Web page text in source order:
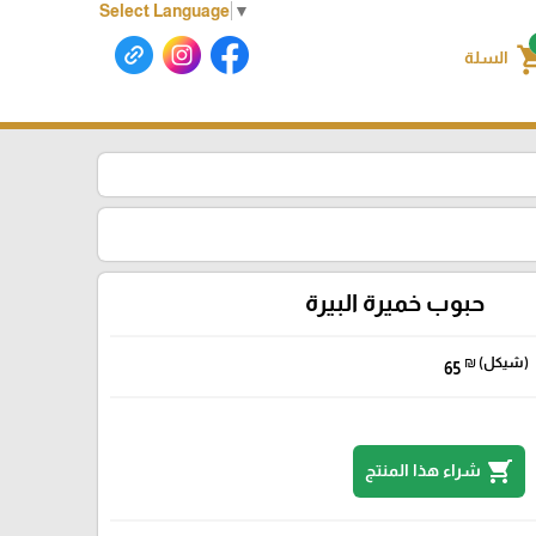
Select Language ▼
السلة
حبوب خميرة البيرة
65 ₪ (شيكل)
shopping_cart شراء هذا المنتج